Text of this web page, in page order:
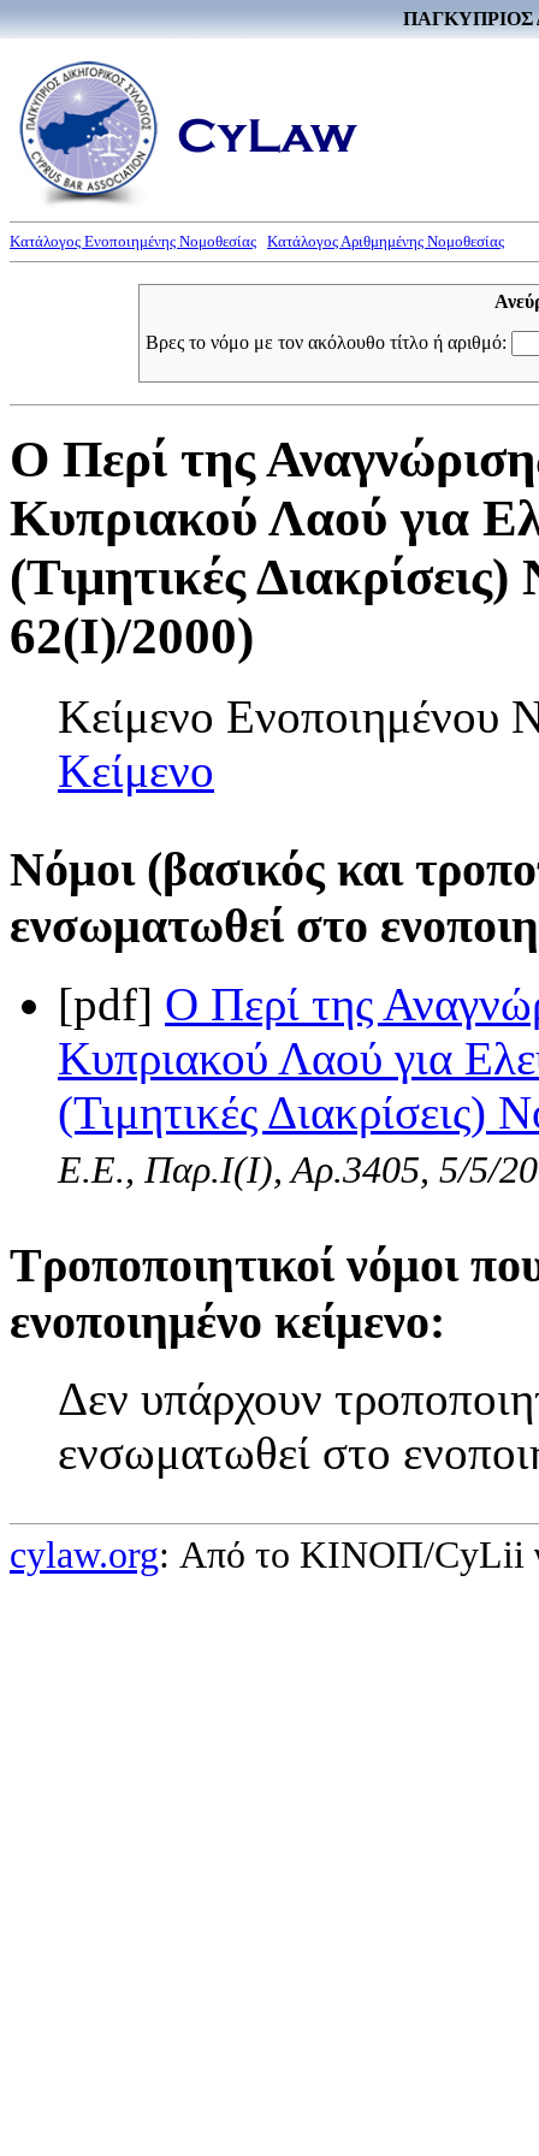
ΠΑΓΚΥΠΡΙΟΣ
Κατάλογος Ενοποιημένης Νομοθεσίας Κατάλογος Αριθμημένης Νομοθεσίας
Βρες το νόμο με τον ακόλουθο τίτλο ή αριθμό:
Ο Περί της
Κυπριακού Λαού για
(Τιμητικές
62(I)/2000)
Κείμενο
Κείμενο
Νόμοι (βασικός και
ενσωματωθεί στο
[pdf] Ο Περί της
Κυπριακού Λαού για
(Τιμητικές
Ε.Ε., Παρ.Ι(I), Αρ.3405, 5/5/
Τροποποιητικοί νόμοι
ενοποιημένο κείμενο:
Δεν υπάρχουν
ενσωματωθεί στο
cylaw.org: Από το ΚΙΝOΠ/CyLii